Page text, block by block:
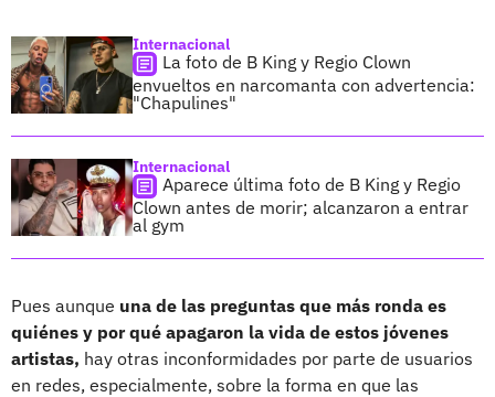
Internacional
La foto de B King y Regio Clown
envueltos en narcomanta con advertencia:
"Chapulines"
Internacional
Aparece última foto de B King y Regio
Clown antes de morir; alcanzaron a entrar
al gym
Pues aunque una de las preguntas que más ronda es
quiénes y por qué apagaron la vida de estos jóvenes
artistas, hay otras inconformidades por parte de usuarios
en redes, especialmente, sobre la forma en que las